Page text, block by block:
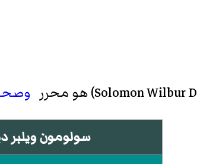
Solomon Wilbur)‏ هو محرر
سولومون ويلبر